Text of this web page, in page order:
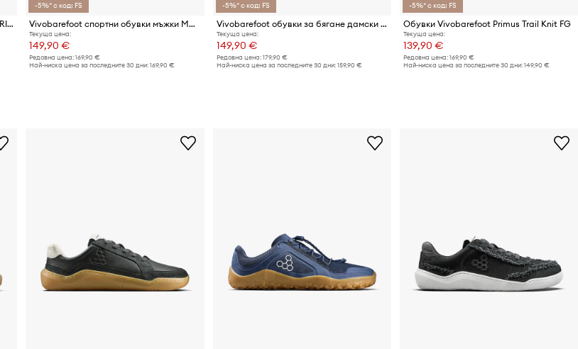
Vivobarefoot спортни обувки мъжки PRIMUS TRAIL FLOW
-5%* с код: FS
Vivobarefoot спортни обувки мъжки MOTUS FLEX TABI
Текуща цена:
149,90 €
Редовна цена: 169,90 €
Най-ниска цена за последните 30 дни: 169,90 €
-5%* с код: FS
Vivobarefoot обувки за бягане дамски MOTUS FLEX NATURAL
Текуща цена:
149,90 €
Редовна цена: 179,90 €
Най-ниска цена за последните 30 дни: 159,90 €
-5%* с код: FS
Обувки Vivobarefoot Primus Trail Knit FG
Текуща цена:
139,90 €
Редовна цена: 169,90 €
Най-ниска цена за последните 30 дни: 149,90 €